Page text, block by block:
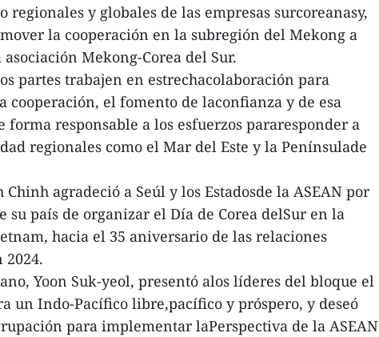
regionales y globales de las empresas surcoreanasy,
la cooperación en la subregión del Mekong a
Mekong-Corea del Sur.
partes trabajen en estrechacolaboración para
cooperación, el fomento de laconfianza y de esa
responsable a los esfuerzos pararesponder a
regionales como el Mar del Este y la Penínsulade
agradeció a Seúl y los Estadosde la ASEAN por
su país de organizar el Día de Corea delSur en la
hacia el 35 aniversario de las relaciones
2024.
Yoon Suk-yeol, presentó alos líderes del bloque el
un Indo-Pacífico libre,pacífico y próspero, y deseó
para implementar laPerspectiva de la ASEAN